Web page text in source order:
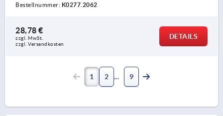
Bestellnummer: K0277.2062
28,78 €
zzgl. MwSt.
zzgl. Versandkosten
DETAILS
1 2 9